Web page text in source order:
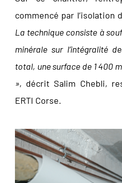
commencé par l’isolation
La technique consiste à
minérale sur l’intégralité
total, une surface de 1 400
», décrit Salim Chebli,
ERTI Corse.